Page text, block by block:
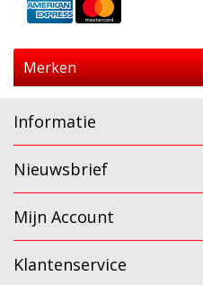
Merken
Informatie
Nieuwsbrief
Mijn Account
Klantenservice